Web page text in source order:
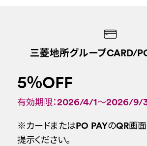
三菱地所グループCARD/
5％OFF
有効期限：2026/4/1～2026/9/
※カードまたはPO PAYのQR画
提示ください。